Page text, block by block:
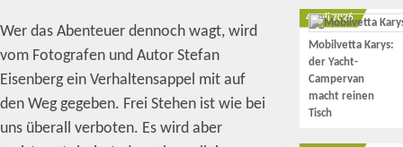
Wer das Abenteuer dennoch wagt, wird
vom Fotografen und Autor Stefan
Eisenberg ein Verhaltensappel mit auf
den Weg gegeben. Frei Stehen ist wie bei
uns überall verboten. Es wird aber
4. Juli 2026
Mobilvetta Karys:
der Yacht-
Campervan
macht reinen
Tisch